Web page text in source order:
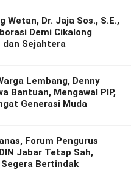
Wetan, Dr. Jaja Sos., S.E.,
Demi Cikalong
dan Sejahtera
Lembang, Denny
Bantuan, Mengawal PIP,
Generasi Muda
Forum Pengurus
Jabar Tetap Sah,
Segera Bertindak